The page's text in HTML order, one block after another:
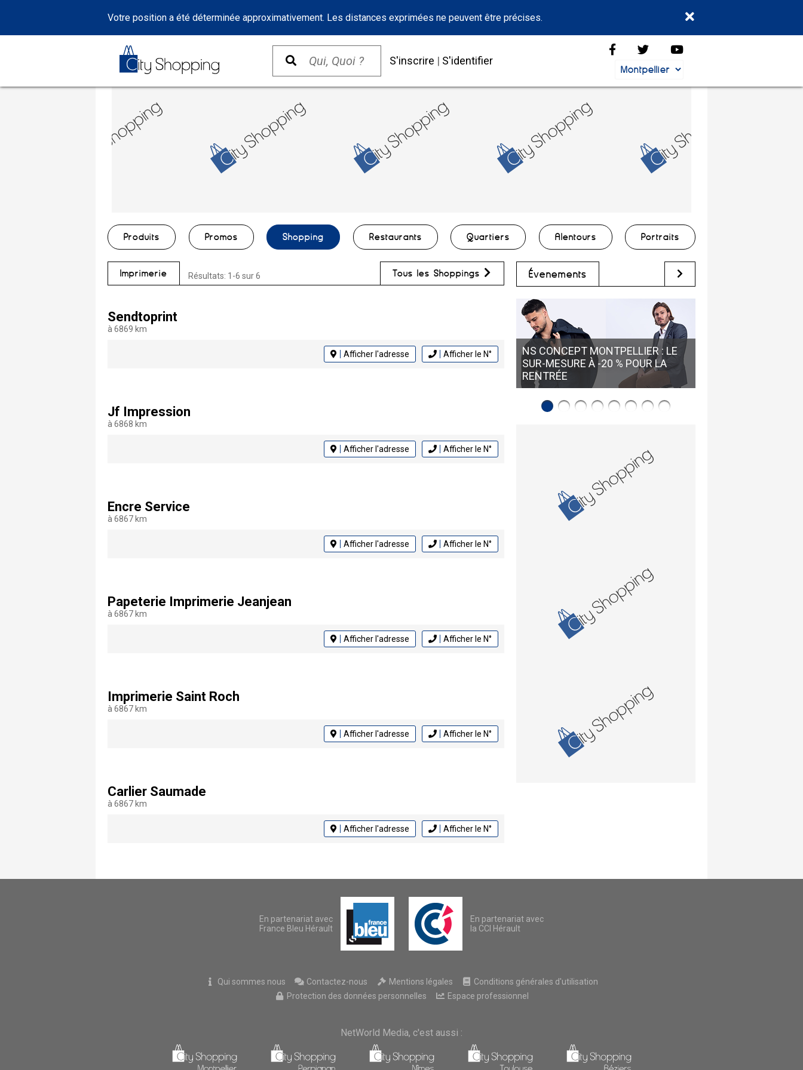
Votre position a été déterminée approximativement. Les distances exprimées ne peuvent être précises.
S'inscrire | S'identifier
Produits Promos Shopping Restaurants Quartiers Alentours Portraits
Imprimerie Résultats: 1-6 sur 6 Tous les Shoppings
Sendtoprint
à 6869 km
Afficher l'adresse Afficher le N°
Jf Impression
à 6868 km
Afficher l'adresse Afficher le N°
Encre Service
à 6867 km
Afficher l'adresse Afficher le N°
Papeterie Imprimerie Jeanjean
à 6867 km
Afficher l'adresse Afficher le N°
Imprimerie Saint Roch
à 6867 km
Afficher l'adresse Afficher le N°
Carlier Saumade
à 6867 km
Afficher l'adresse Afficher le N°
Évènements
NS CONCEPT MONTPELLIER : LE
SUR-MESURE À -20 % POUR LA
RENTRÉE
En partenariat avec
France Bleu Hérault
En partenariat avec
la CCI Hérault
Qui sommes nous Contactez-nous Mentions légales
Conditions générales d'utilisation
Protection des données personnelles
Espace professionnel
NetWorld Media, c'est aussi :